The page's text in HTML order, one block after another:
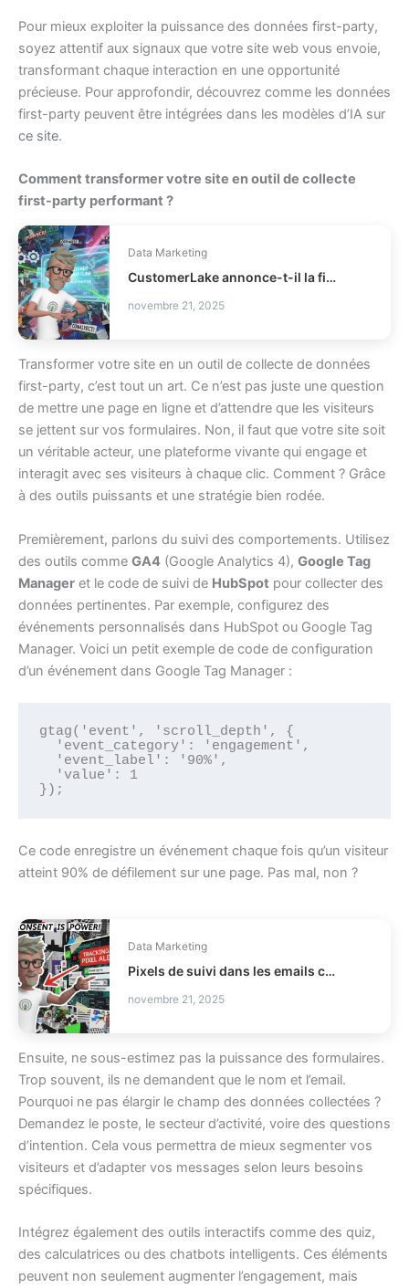
Pour mieux exploiter la puissance des données first-party,
soyez attentif aux signaux que votre site web vous envoie,
transformant chaque interaction en une opportunité
précieuse. Pour approfondir, découvrez comme les données
first-party peuvent être intégrées dans les modèles d’IA sur
ce site.
Comment transformer votre site en outil de collecte
first-party performant ?
Data Marketing
CustomerLake annonce-t-il la fin des CDP legacy ?
novembre 21, 2025
Transformer votre site en un outil de collecte de données
first-party, c’est tout un art. Ce n’est pas juste une question
de mettre une page en ligne et d’attendre que les visiteurs
se jettent sur vos formulaires. Non, il faut que votre site soit
un véritable acteur, une plateforme vivante qui engage et
interagit avec ses visiteurs à chaque clic. Comment ? Grâce
à des outils puissants et une stratégie bien rodée.
Premièrement, parlons du suivi des comportements. Utilisez
des outils comme GA4 (Google Analytics 4), Google Tag
Manager et le code de suivi de HubSpot pour collecter des
données pertinentes. Par exemple, configurez des
événements personnalisés dans HubSpot ou Google Tag
Manager. Voici un petit exemple de code de configuration
d’un événement dans Google Tag Manager :
gtag('event', 'scroll_depth', {
});
Ce code enregistre un événement chaque fois qu’un visiteur
atteint 90% de défilement sur une page. Pas mal, non ?
Data Marketing
Pixels de suivi dans les emails comment être conforme CNIL ?
novembre 21, 2025
Ensuite, ne sous-estimez pas la puissance des formulaires.
Trop souvent, ils ne demandent que le nom et l’email.
Pourquoi ne pas élargir le champ des données collectées ?
Demandez le poste, le secteur d’activité, voire des questions
d’intention. Cela vous permettra de mieux segmenter vos
visiteurs et d’adapter vos messages selon leurs besoins
spécifiques.
Intégrez également des outils interactifs comme des quiz,
des calculatrices ou des chatbots intelligents. Ces éléments
peuvent non seulement augmenter l’engagement, mais